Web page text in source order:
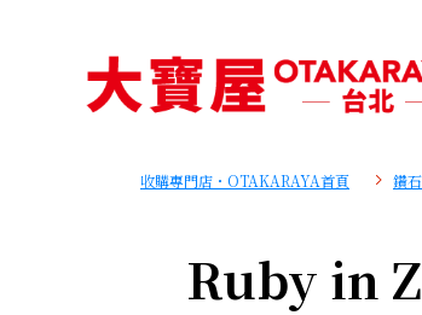
收購專門店・OTAKARAYA首頁 鑽
Ruby in